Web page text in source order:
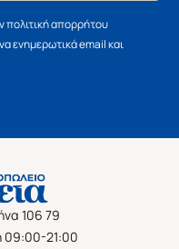
πολιτική απορρήτου
ενημερωτικά email και
106 79
09:00-21:00